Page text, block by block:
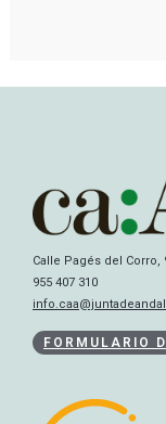
Calle Pagés del Corro,
955 407 310
FORMULARIO